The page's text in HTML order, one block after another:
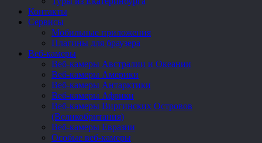
Контакты
Сервисы
Мобильные приложения
Плагины для браузера
Веб-камеры
Веб-камеры Австралии и Океании
Веб-камеры Америки
Веб-камеры Антарктики
Веб-камеры Африки
Веб-камеры Виргинских Островов
(Великобритания)
Веб-камеры Евразии
Особые веб-камеры